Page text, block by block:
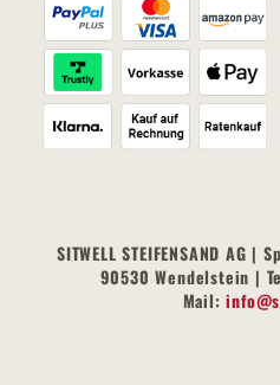
SITWELL STEIFENSAND AG
90530 Wendelstein |
Mail: